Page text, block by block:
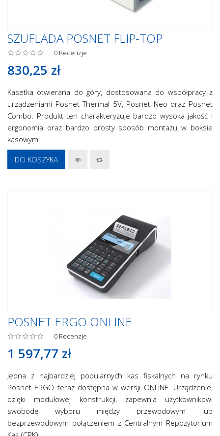
SZUFLADA POSNET FLIP-TOP
0 Recenzje
830,25 zł
Kasetka otwierana do góry, dostosowana do współpracy z
urządzeniami Posnet Thermal 5V, Posnet Neo oraz Posnet
Combo. Produkt ten charakteryzuje bardzo wysoka jakość i
ergonomia oraz bardzo prosty sposób montażu w boksie
kasowym.
DO KOSZYKA
POSNET ERGO ONLINE
0 Recenzje
1 597,77 zł
Jedna z najbardziej popularnych kas fiskalnych na rynku
Posnet ERGO teraz dostępna w wersji ONLINE. Urządzenie,
dzięki modułowej konstrukcji, zapewnia użytkownikowi
swobodę wyboru między przewodowym lub
bezprzewodowym połączeniem z Centralnym Repozytorium